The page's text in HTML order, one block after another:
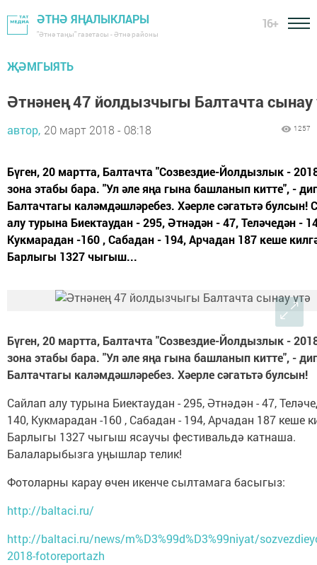
ӘТНӘ ЯҢАЛЫКЛАРЫ
"Әтнә таңы" газетасы - Әтнә районы
16+
ҖӘМГЫЯТЬ
Әтнәнең 47 йолдызчыгы Балтачта сынау
автор, 20 март 2018 - 08:18 1257
Бүген, 20 мартта, Балтачта "Созвездие-Йолдызлык -
зона этабы бара. "Ул әле яңа гына башланып китте", -
Балтачтагы каләмдәшләребез. Хәерле сәгатьтә булсын!
алу турына Биектаудан - 295, Әтнәдән - 47, Теләчедән -
Кукмарадан -160 , Сабадан - 194, Арчадан 187 кеше
Барлыгы 1327 чыгыш...
Бүген, 20 мартта, Балтачта "Созвездие-Йолдызлык -
зона этабы бара. "Ул әле яңа гына башланып китте", -
Балтачтагы каләмдәшләребез. Хәерле сәгатьтә булсын!
Сайлап алу турына Биектаудан - 295, Әтнәдән - 47,
140, Кукмарадан -160 , Сабадан - 194, Арчадан 187 кеше
Барлыгы 1327 чыгыш ясаучы фестивальдә катнаша.
Балаларыбызга уңышлар телик!
Фотоларны карау өчен икенче сылтамага басыгыз:
http://baltaci.ru/
http://baltaci.ru/news/m%D3%99d%D3%99niyat/
2018-fotoreportazh